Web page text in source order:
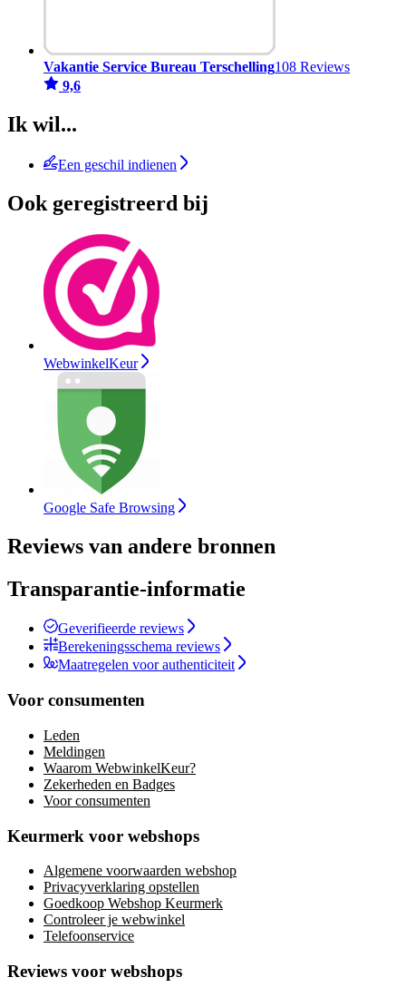
Vakantie Service Bureau Terschelling108 Reviews
9,6
Ik wil...
Een geschil indienen
Ook geregistreerd bij
WebwinkelKeur
Google Safe Browsing
Reviews van andere bronnen
Transparantie-informatie
Geverifieerde reviews
Berekeningsschema reviews
Maatregelen voor authenticiteit
Voor consumenten
Leden
Meldingen
Waarom WebwinkelKeur?
Zekerheden en Badges
Voor consumenten
Keurmerk voor webshops
Algemene voorwaarden webshop
Privacyverklaring opstellen
Goedkoop Webshop Keurmerk
Controleer je webwinkel
Telefoonservice
Reviews voor webshops